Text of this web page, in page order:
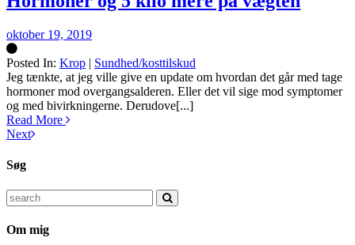
oktober 19, 2019
Posted In: Krop | Sundhed/kosttilskud
Silke
Jeg tænkte, at jeg ville give en update om hvordan det går med tage
hormoner mod overgangsalderen. Eller det vil sige mod symptomer
og med bivirkningerne. Derudove[...]
Read More
Next
Søg
Search
for:
Om mig